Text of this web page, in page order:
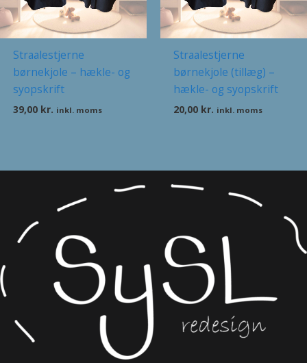
Straalestjerne
børnekjole – hækle- og
syopskrift
39,00 kr. inkl. moms
Straalestjerne
børnekjole (tillæg) –
hækle- og syopskrift
20,00 kr. inkl. moms